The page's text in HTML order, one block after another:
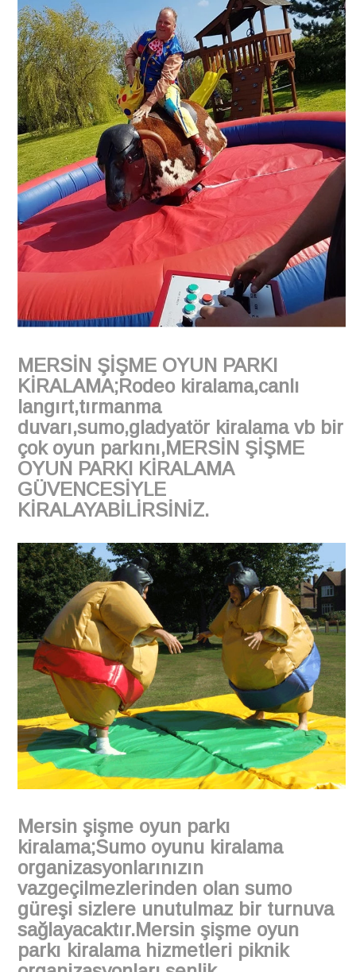
MERSİN ŞİŞME OYUN PARKI
KİRALAMA;Rodeo kiralama,canlı
langırt,tırmanma
duvarı,sumo,gladyatör kiralama vb bir
çok oyun parkını,MERSİN ŞİŞME
OYUN PARKI KİRALAMA
GÜVENCESİYLE
KİRALAYABİLİRSİNİZ.
Mersin şişme oyun parkı
kiralama;Sumo oyunu kiralama
organizasyonlarınızın
vazgeçilmezlerinden olan sumo
güreşi sizlere unutulmaz bir turnuva
sağlayacaktır.Mersin şişme oyun
parkı kiralama hizmetleri piknik